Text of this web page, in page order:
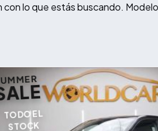
lo que estás buscando.
TODO EL
STOCK